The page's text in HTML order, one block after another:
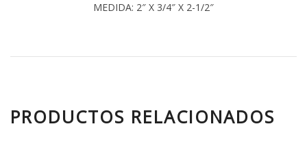
MEDIDA: 2″ X 3/4″ X 2-1/2″
PRODUCTOS RELACIONADOS